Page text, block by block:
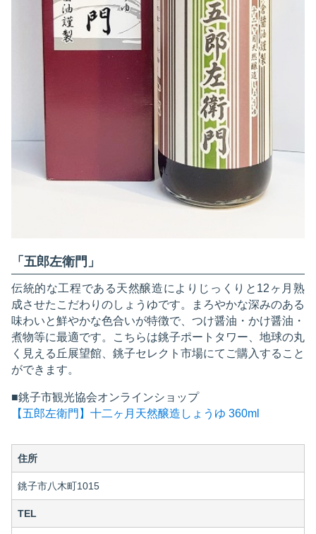
「五郎左衛門」
伝統的な工程である天然醸造によりじっくりと12ヶ月熟
成させたこだわりのしょうゆです。まろやかな深みのある
味わいと鮮やかな色合いが特徴で、つけ醤油・かけ醤油・
煮物等に最適です。こちらは銚子ポートタワー、地球の丸
く見える丘展望館、銚子セレクト市場にてご購入すること
ができます。
■銚子市観光協会オンラインショップ
【五郎左衛門】十二ヶ月天然醸造しょうゆ 360ml
住所
銚子市八木町1015
TEL